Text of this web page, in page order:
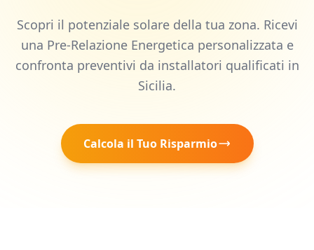
Scopri il potenziale solare della tua zona. Ricevi
una Pre-Relazione Energetica personalizzata e
confronta preventivi da installatori qualificati in
Sicilia.
Calcola il Tuo Risparmio